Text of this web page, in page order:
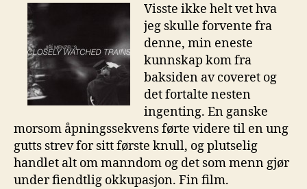
Visste ikke helt vet hva
jeg skulle forvente fra
denne, min eneste
kunnskap kom fra
baksiden av coveret og
det fortalte nesten
ingenting. En ganske
morsom åpningssekvens førte videre til en ung
gutts strev for sitt første knull, og plutselig
handlet alt om manndom og det som menn gjør
under fiendtlig okkupasjon. Fin film.